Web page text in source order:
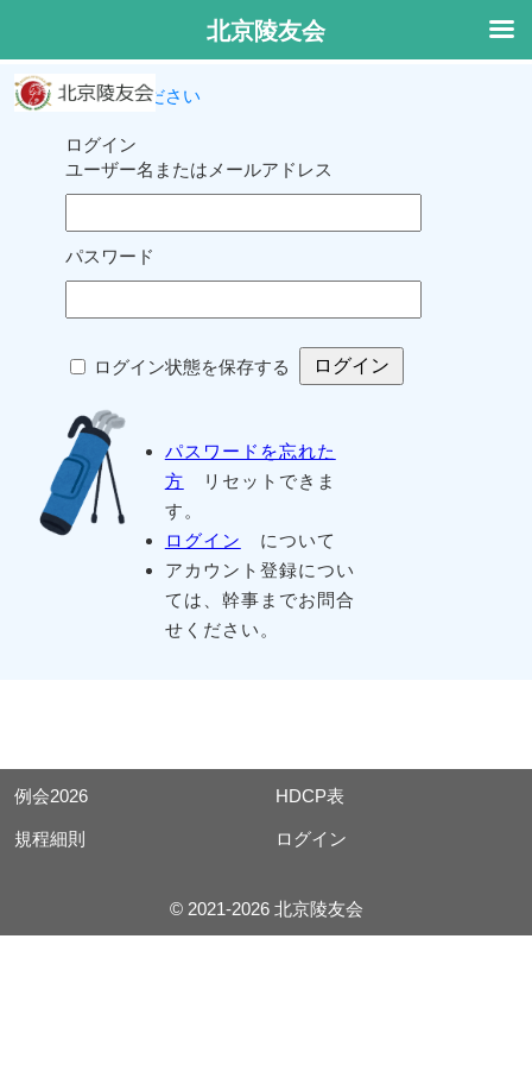
ログインしてください
ログイン
ユーザー名またはメールアドレス
パスワード
ログイン状態を保存する
パスワードを忘れた
方 リセットできま
す。
ログイン
について
アカウント登録につい
ては、幹事までお問合
せください。
例会2026 HDCP表
規程細則 ログイン
© 2021-2026 北京陵友会
北京陵友会